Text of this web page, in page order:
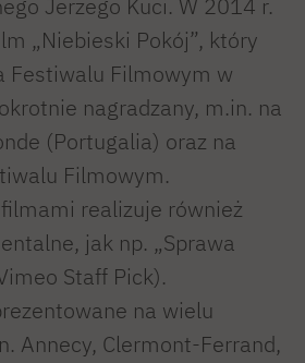
Jerzego Kuci. W 2014 r.
„Niebieski Pokój”, który
Festiwalu Filmowym w
nagradzany, m.in. na
(Portugalia) oraz na
Filmowym.
realizuje również
jak np. „Sprawa
Staff Pick).
na wielu
Annecy, Clermont-Ferrand,